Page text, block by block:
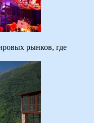
рынков, где